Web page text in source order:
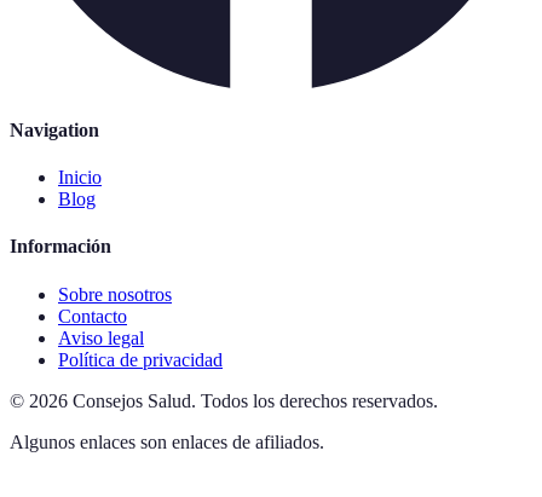
Navigation
Inicio
Blog
Información
Sobre nosotros
Contacto
Aviso legal
Política de privacidad
© 2026 Consejos Salud. Todos los derechos reservados.
Algunos enlaces son enlaces de afiliados.